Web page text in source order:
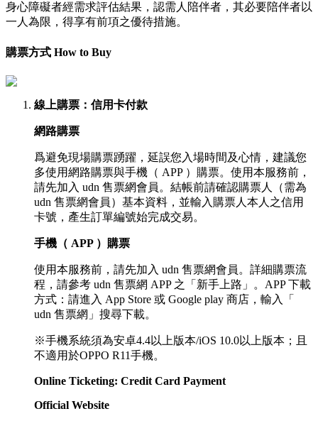
身心障礙者經需求評估結果，認需人陪伴者，其必要陪伴者以
一人為限，得享有前項之優待措施。
購票方式 How to Buy
線上購票 ：信用卡付款
網路購票
爲避免現場購票踴躍，延誤您入場時間及心情，建議您
多使用網路購票與手機（ APP ）購票。使用本服務前，
請先加入 udn 售票網會員。結帳前請確認購票人（需為
udn 售票網會員）基本資料，並輸入購票人本人之信用
卡號，產生訂單編號始完成交易。
手機（ APP ）購票
使用本服務前，請先加入 udn 售票網會員。詳細購票流
程，請參考 udn 售票網 APP 之「新手上路」。APP 下載
方式：請進入 App Store 或 Google play 商店，輸入「
udn 售票網」搜尋下載。
※手機系統須為安卓4.4以上版本/iOS 10.0以上版本；且
不適用於OPPO R11手機。
Online Ticketing: Credit Card Payment
Official Website